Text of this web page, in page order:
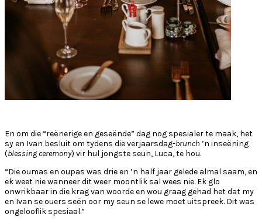
En om die “reënerige en geseënde” dag nog spesialer te maak, het
sy en Ivan besluit om tydens die verjaarsdag-brunch ’n inseëning
(blessing ceremony) vir hul jongste seun, Luca, te hou.
“Die oumas en oupas was drie en ’n half jaar gelede almal saam, en
ek weet nie wanneer dit weer moontlik sal wees nie. Ek glo
onwrikbaar in die krag van woorde en wou graag gehad het dat my
en Ivan se ouers seën oor my seun se lewe moet uitspreek. Dit was
ongelooflik spesiaal.”